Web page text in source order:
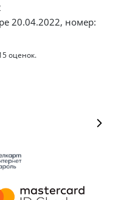
20.04.2022, номер:
оценок.